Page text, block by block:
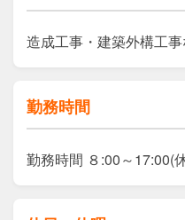
造成工事・建築外構工事
勤務時間
勤務時間 ８:00～17:00(